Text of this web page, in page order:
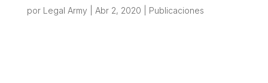
por Legal Army Abr 2, 2020 Publicaciones